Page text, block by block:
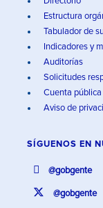
Estructura
Tabulador de
Indicadores y
Auditorías
Solicitudes
Cuenta pública
Aviso de
SÍGUENOS EN
@gobgente
@gobgente